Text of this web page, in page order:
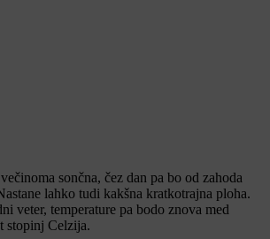
sončna, čez dan pa bo od zahoda
lahko tudi kakšna kratkotrajna ploha.
veter, temperature pa bodo znova med
stopinj Celzija.